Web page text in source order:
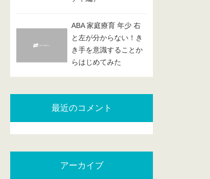
ABA 家庭療育 年少 右
と左が分からない！き
き手を意識することか
らはじめてみた
最近のコメント
アーカイブ